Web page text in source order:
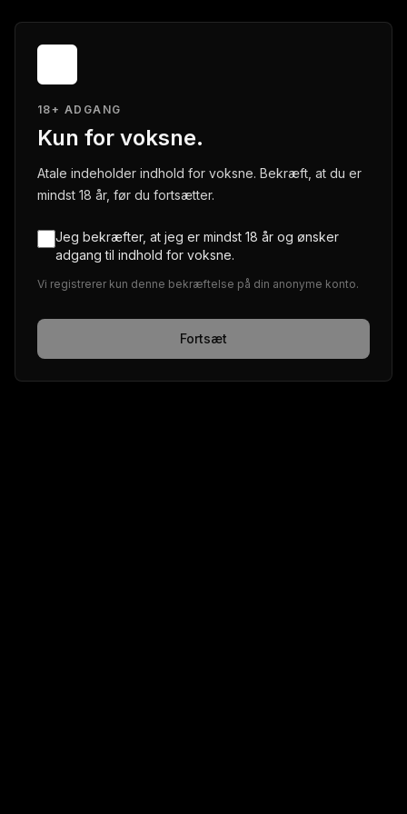
18+ ADGANG
Kun for voksne.
Atale indeholder indhold for voksne. Bekræft, at du er
mindst 18 år, før du fortsætter.
Jeg bekræfter, at jeg er mindst 18 år og ønsker
adgang til indhold for voksne.
Vi registrerer kun denne bekræftelse på din anonyme konto.
Fortsæt